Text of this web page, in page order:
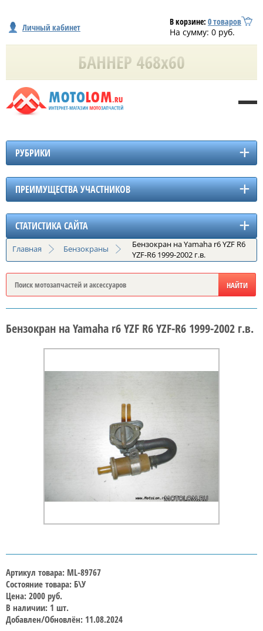
Личный кабинет В корзине: 0товаров
На сумму: 0 руб.
РУБРИКИ
ПРЕИМУЩЕСТВА УЧАСТНИКОВ
СТАТИСТИКА САЙТА
Главная Бензокраны
Бензокран на Yamaha r6 YZF R6
YZF-R6 1999-2002 г.в.
Бензокран на Yamaha r6 YZF R6 YZF-R6 1999-2002 г.в.
Артикул товара: ML-89767
Состояние товара: Б\У
Цена: 2000 руб.
В наличии: 1 шт.
Добавлен/Обновлён: 11.08.2024